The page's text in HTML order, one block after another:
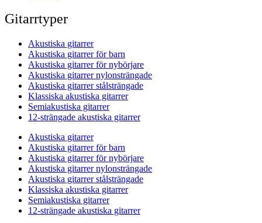
Gitarrtyper
Akustiska gitarrer
Akustiska gitarrer för barn
Akustiska gitarrer för nybörjare
Akustiska gitarrer nylonsträngade
Akustiska gitarrer stålsträngade
Klassiska akustiska gitarrer
Semiakustiska gitarrer
12-strängade akustiska gitarrer
Akustiska gitarrer
Akustiska gitarrer för barn
Akustiska gitarrer för nybörjare
Akustiska gitarrer nylonsträngade
Akustiska gitarrer stålsträngade
Klassiska akustiska gitarrer
Semiakustiska gitarrer
12-strängade akustiska gitarrer